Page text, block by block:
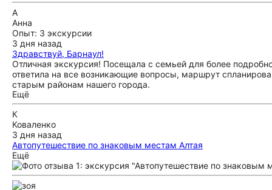
А
Анна
Опыт: 3 экскурсии
3 дня назад
Здравствуй, Барнаул!
Отличная экскурсия! Посещала с семьей для более
ответила на все возникающие вопросы, маршрут
старым районам нашего города.
Ещё
К
Коваленко
3 дня назад
Автопутешествие по знаковым местам Алтая
Замечательное путешествие! Кроме красот Алтайской
(страховки, договор, решение любых задач), очень
Ещё